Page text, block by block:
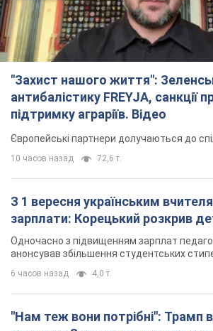
"Захист нашого життя":
антибалістику FREYJA, санкції
підтримку аграріїв. Відео
Європейські партнери долучаються до
10 часов назад 72,6 т.
З 1 вересня українським
зарплати: Корецький розкрив
Одночасно з підвищенням зарплат
анонсував збільшення студентських
6 часов назад 4,0 т.
"Нам теж вони потрібні": Трамп